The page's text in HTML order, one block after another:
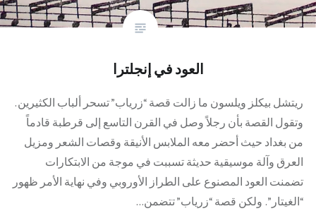
العود في إنجلترا
ريتشل بيكلز ويلسون ما زالت قصة “زرياب” تسحر ألباب الكثيرين.
وتقول القصة بأن رجلاً وصل في القرن التاسع إلى قرطبة قادماً
من بغداد حيث أحضر معه الملابس الأنيقة وقصات الشعر ومزيل
العرق وآلة موسيقية حديثة تسببت في موجة من الابتكارات
تضمنت العود المصنوع على الطراز الأوروبي وفي نهاية الأمر ظهور
“الغيتار”. ولكن قصة “زرياب” تتضمن…